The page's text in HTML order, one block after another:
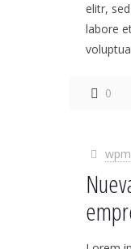
elitr,
labore
0